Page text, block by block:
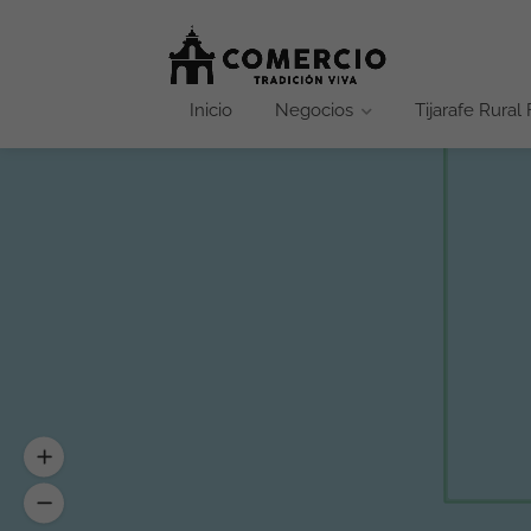
Inicio Negocios Tijarafe Rural